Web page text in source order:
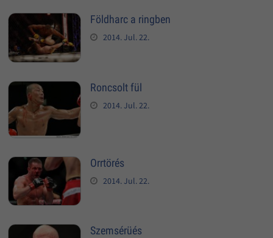
Földharc a ringben
2014. Jul. 22.
Roncsolt fül
2014. Jul. 22.
Orrtörés
2014. Jul. 22.
Szemsérüés